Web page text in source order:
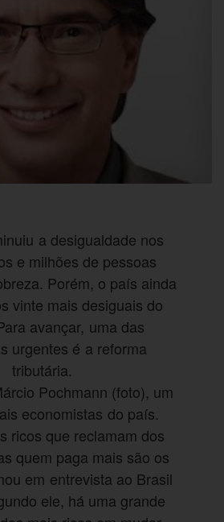
a desigualdade nos
e milhões de pessoas
Porém, o país ainda
vinte mais desiguais do
avançar, uma das
urgentes é a reforma
tributária.
Pochmann (foto), um
economistas do país.
ricos que reclamam dos
quem paga mais são os
em entrevista ao Brasil
ele, há uma grande